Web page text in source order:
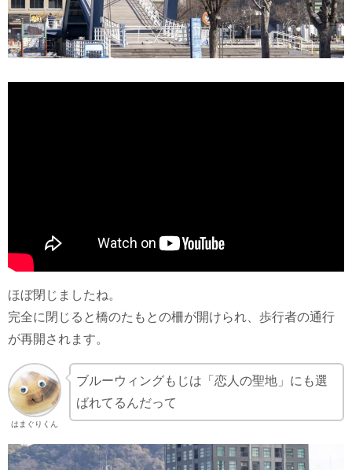
ほぼ閉じましたね。
完全に閉じると橋のたもとの柵が開けられ、歩行者の通行
が再開されます。
はまぐりくん
ブルーウィングもじは「恋人の聖地」にも選
ばれてるんだって